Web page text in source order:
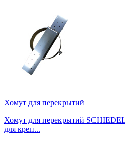
Хомут для перекрытий
Хомут для перекрытий
для креп...